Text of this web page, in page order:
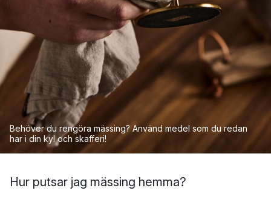
Behöver du rengöra mässing? Använd medel som du redan
har i din kyl och skafferi!
Hur putsar jag mässing hemma?